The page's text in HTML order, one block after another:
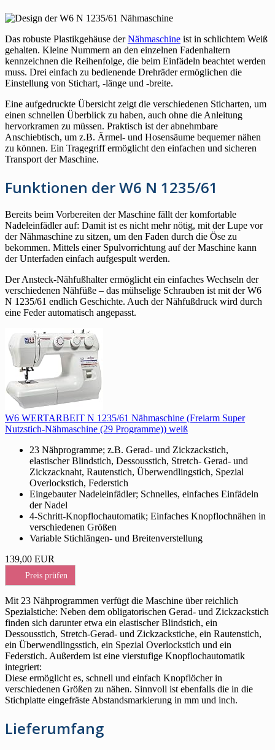
Das robuste Plastikgehäuse derNähmaschine ist in schlichtem Weiß
gehalten. Kleine Nummern an den einzelnen Fadenhaltern
kennzeichnen die Reihenfolge, die beim Einfädeln beachtet werden
muss. Drei einfach zu bedienende Drehräder ermöglichen die
Einstellung von Stichart, -länge und -breite.
Eine aufgedruckte Übersicht zeigt die verschiedenen Sticharten, um
einen schnellen Überblick zu haben, auch ohne die Anleitung
hervorkramen zu müssen. Praktisch ist der abnehmbare
Anschiebtisch, um z.B. Ärmel- und Hosensäume bequemer nähen
zu können. Ein Tragegriff ermöglicht den einfachen und sicheren
Transport der Maschine.
Funktionen der W6 N 1235/61
Bereits beim Vorbereiten der Maschine fällt der komfortable
Nadeleinfädler auf: Damit ist es nicht mehr nötig, mit der Lupe vor
der Nähmaschine zu sitzen, um den Faden durch die Öse zu
bekommen. Mittels einer Spulvorrichtung auf der Maschine kann
der Unterfaden einfach aufgespult werden.
Der Ansteck-Nähfußhalter ermöglicht ein einfaches Wechseln der
verschiedenen Nähfüße – das mühselige Schrauben ist mit der W6
N 1235/61 endlich Geschichte. Auch der Nähfußdruck wird durch
eine Feder automatisch angepasst.
W6 WERTARBEIT N 1235/61 Nähmaschine (Freiarm Super
Nutzstich-Nähmaschine (29 Programme)) weiß
23 Nähprogramme; z.B. Gerad- und Zickzackstich,
elastischer Blindstich, Dessousstich, Stretch- Gerad- und
Zickzacknaht, Rautenstich, Überwendlingstich, Spezial
Overlockstich, Federstich
Eingebauter Nadeleinfädler; Schnelles, einfaches Einfädeln
der Nadel
4-Schritt-Knopflochautomatik; Einfaches Knopflochnähen in
verschiedenen Größen
Variable Stichlängen- und Breitenverstellung
139,00 EUR
Preis prüfen
Mit 23 Nähprogrammen verfügt die Maschine über reichlich
Spezialstiche: Neben dem obligatorischen Gerad- und Zickzackstich
finden sich darunter etwa ein elastischer Blindstich, ein
Dessousstich, Stretch-Gerad- und Zickzackstiche, ein Rautenstich,
ein Überwendlingsstich, ein Spezial Overlockstich und ein
Federstich. Außerdem ist eine vierstufige Knopflochautomatik
integriert:
Diese ermöglicht es, schnell und einfach Knopflöcher in
verschiedenen Größen zu nähen. Sinnvoll ist ebenfalls die in die
Stichplatte eingefräste Abstandsmarkierung in mm und inch.
Lieferumfang